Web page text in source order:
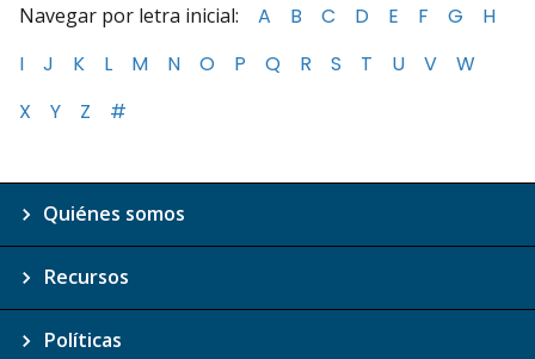
Navegar por letra inicial: A B C D E F G
H
I
J K L M N O P Q R S T U V
W
X
Y Z #
Quiénes somos
Recursos
Políticas